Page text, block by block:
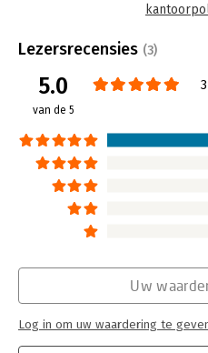
In dit boek schetst Ronald-
onderhoudend hoe de regels
combineert de inzichten van
Machiavelli met die van huidige
verwerkt dit met zijn
krachtig handboek. Door
krijgt zijn verhaal kleur en
Bindwijze:
e-book
Bestandsformaat:
epub
Uitgever:
Druk:
1
Verschijningsdatum:
Hoofdrubriek:
Lezersrecensies (3)
5.0
van de 5
Uw
Log in om uw waardering te